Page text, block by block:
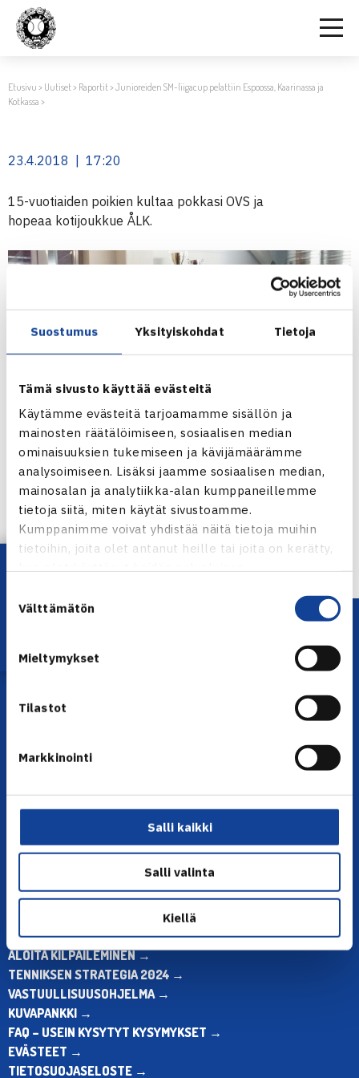
Suostumus Yksityiskohdat Tietoja
Tämä sivusto käyttää evästeitä
Käytämme evästeitä tarjoamamme sisällön ja
mainosten räätälöimiseen, sosiaalisen median
ominaisuuksien tukemiseen ja kävijämäärämme
analysoimiseen. Lisäksi jaamme sosiaalisen median,
mainosalan ja analytiikka-alan kumppaneillemme
tietoja siitä, miten käytät sivustoamme.
Kumppanimme voivat yhdistää näitä tietoja muihin
tietoihin, joita olet antanut heille tai joita on kerätty,
valinta
Välttämätön
Mieltymykset
Tilastot
Markkinointi
Salli kaikki
Salli valinta
Kiellä
Etusivu > Uutiset> Raportit>Junioreiden SM-liigacup pelattiin Espoossa, Kaarinassa ja
Kotkassa >
23.4.2018 | 17:20
15-vuotiaiden poikien kultaa pokkasi OVS ja
hopeaa kotijoukkue ÅLK.
Jaa:
← Edellinen
Lataa OmaTennis!
Puh. 010 574 3959
Toimiston puhelinajat:
Muina aikoina olkaa yhteydessä
sähköpostitse: toimisto@tennis.fi
KAIKKI YHTEYSTIEDOT →
ALOITA HARRASTUS →
ALOITA KILPAILEMINEN →
TENNIKSEN STRATEGIA 2024 →
VASTUULLISUUSOHJELMA →
KUVAPANKKI →
FAQ – USEIN KYSYTYT KYSYMYKSET →
EVÄSTEET →
TIETOSUOJASELOSTE →